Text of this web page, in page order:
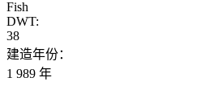
Fish
DWT:
38
建造年份：
1 989 年